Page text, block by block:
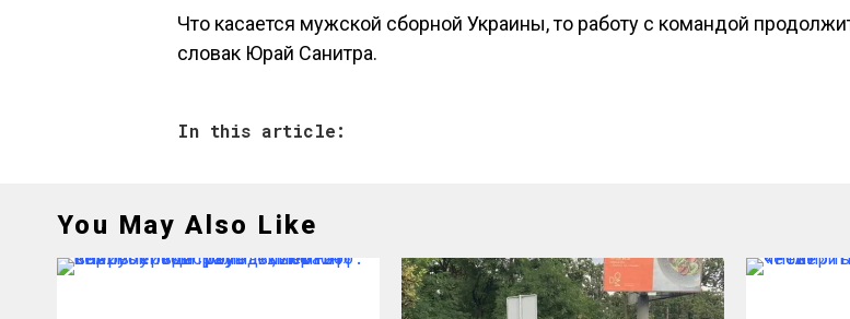
Что касается мужской сборной Украины, то работу с командой
словак Юрай Санитра.
In this article:
You May Also Like